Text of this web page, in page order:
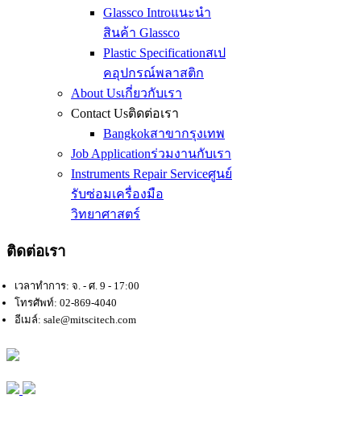
Glassco Introแนะนำ
สินค้า Glassco
Plastic Specificationสเป
คอุปกรณ์พลาสติก
About Usเกี่ยวกับเรา
Contact Usติดต่อเรา
Bangkokสาขากรุงเทพ
Job Applicationร่วมงานกับเรา
Instruments Repair Serviceศูนย์
รับซ่อมเครื่องมือ
วิทยาศาสตร์
ติดต่อเรา
เวลาทำการ: จ. - ศ. 9 - 17:00
โทรศัพท์: 02-869-4040
อีเมล์: sale@mitscitech.com